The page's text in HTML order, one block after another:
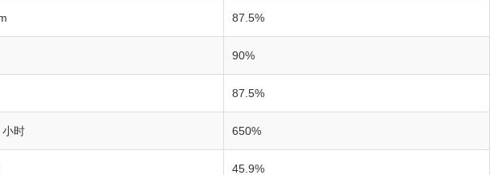
87.5%
90%
87.5%
小时 650%
45.9%